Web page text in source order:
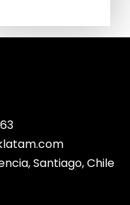
Santiago, Chile